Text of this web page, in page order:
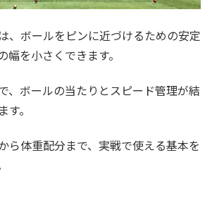
、ボールをピンに近づけるための安定
幅を小さくできます。
、ボールの当たりとスピード管理が結
。
ら体重配分まで、実戦で使える基本を